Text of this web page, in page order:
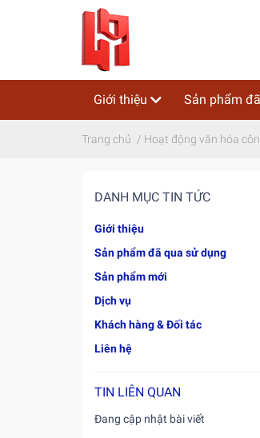
Giới thiệu Sản phẩm
Trang chủ / Hoạt động văn hóa
DANH MỤC TIN TỨC
Giới thiệu
Sản phẩm đã qua sử dụng
Sản phẩm mới
Dịch vụ
Khách hàng & Đối tác
Liên hệ
TIN LIÊN QUAN
Đang cập nhật bài viết